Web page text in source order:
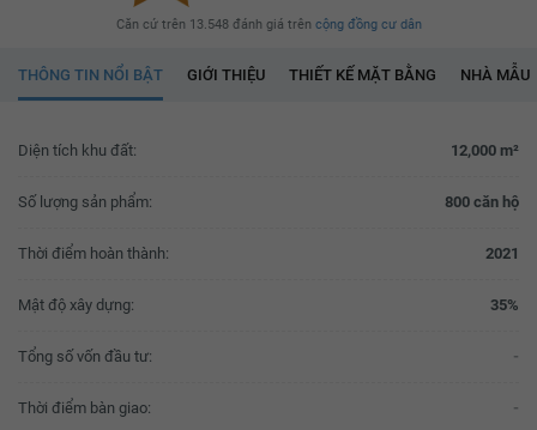
Căn cứ trên 13.548 đánh giá trên cộng đồng cư dân
THÔNG TIN NỔI BẬT GIỚI THIỆU THIẾT KẾ MẶT BẰNG NHÀ MẪU
Diện tích khu đất: 12,000 m²
Số lượng sản phẩm: 800 căn hộ
Thời điểm hoàn thành: 2021
Mật độ xây dựng: 35%
Tổng số vốn đầu tư: -
Thời điểm bàn giao: -